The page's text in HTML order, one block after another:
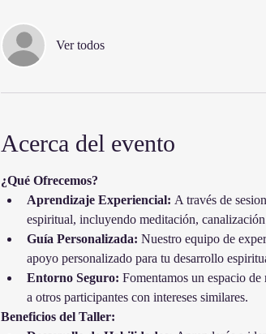
Ver todos
Acerca del evento
¿Qué Ofrecemos?
Aprendizaje Experiencial: A través de
espiritual, incluyendo meditación,
Guía Personalizada: Nuestro equipo de
apoyo personalizado para tu desarrollo
Entorno Seguro: Fomentamos un espacio
a otros participantes con intereses similares.
Beneficios del Taller: